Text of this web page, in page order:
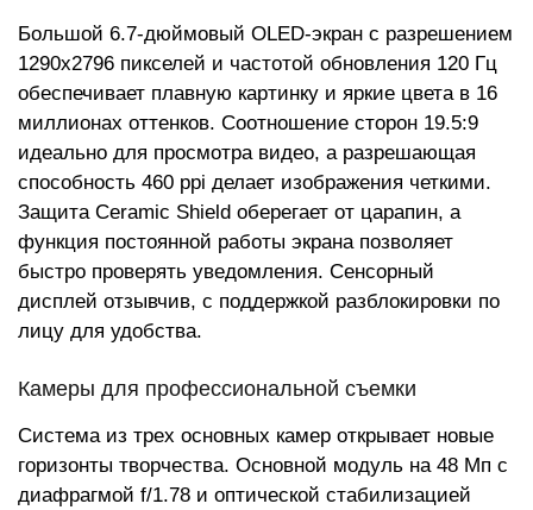
Большой 6.7-дюймовый OLED-экран с разрешением
1290x2796 пикселей и частотой обновления 120 Гц
обеспечивает плавную картинку и яркие цвета в 16
миллионах оттенков. Соотношение сторон 19.5:9
идеально для просмотра видео, а разрешающая
способность 460 ppi делает изображения четкими.
Защита Ceramic Shield оберегает от царапин, а
функция постоянной работы экрана позволяет
быстро проверять уведомления. Сенсорный
дисплей отзывчив, с поддержкой разблокировки по
лицу для удобства.
Камеры для профессиональной съемки
Система из трех основных камер открывает новые
горизонты творчества. Основной модуль на 48 Мп с
диафрагмой f/1.78 и оптической стабилизацией